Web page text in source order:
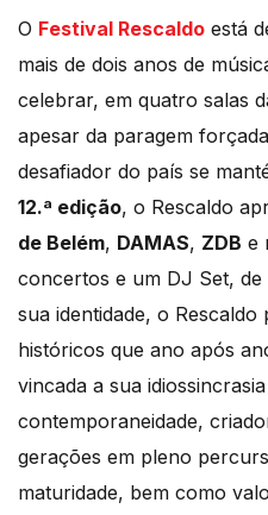
O Festival Rescaldo está
mais de dois anos de
celebrar, em quatro salas
apesar da paragem
desafiador do país se
12.ª edição, o Rescaldo
de Belém, DAMAS, ZDB e
concertos e um DJ Set, de
sua identidade, o
históricos que ano após
vincada a sua
contemporaneidade,
gerações em pleno
maturidade, bem como